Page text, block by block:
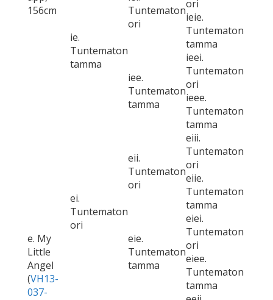
156cm
ie.
Tuntematon
tamma
Tuntematon
ori
ori
ieie.
Tuntematon
tamma
iee.
Tuntematon
tamma
ieei.
Tuntematon
ori
ieee.
Tuntematon
tamma
e. My
Little
Angel
(VH13-
037-
ei.
Tuntematon
ori
eii.
Tuntematon
ori
eiii.
Tuntematon
ori
eiie.
Tuntematon
tamma
eie.
Tuntematon
tamma
eiei.
Tuntematon
ori
eiee.
Tuntematon
tamma